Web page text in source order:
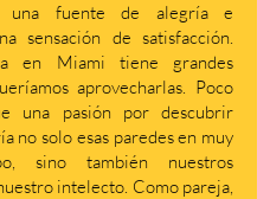
una fuente de alegría e
sensación de satisfacción.
en Miami tiene grandes
aprovecharlas. Poco
una pasión por descubrir
no solo esas paredes en muy
sino también nuestros
intelecto. Como pareja,